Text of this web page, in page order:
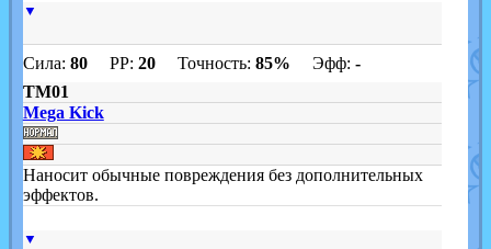
▼
Сила: 80PP: 20Точность: 85% Эфф: -
TM01
Mega Kick
Наносит обычные повреждения без дополнительных
эффектов.
▼